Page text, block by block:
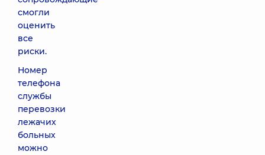
смогли
оценить
все
риски.
Номер
телефона
службы
перевозки
лежачих
больных
можно